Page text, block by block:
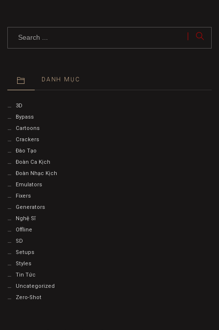
DANH MỤC
3D
Bypass
Cartoons
Crackers
Đào Tạo
Đoàn Ca Kịch
Đoàn Nhạc Kịch
Emulators
Fixers
Generators
Nghệ Sĩ
Offline
SD
Setups
Styles
Tin Tức
Uncategorized
Zero-Shot